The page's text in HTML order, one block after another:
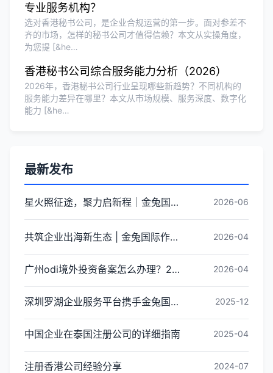
专业服务机构？
选对香港秘书公司，是企业合规运营的第一步。面对参差不
齐的市场，怎样的秘书公司才值得信赖？本文从实操角度，
为您提 [&he…
香港秘书公司综合服务能力分析（2026）
2026年，香港秘书公司行业呈现哪些新趋势？不同机构的
服务能力差异在哪里？本文从市场规模、服务深度、数字化
能力 [&he…
最新发布
星火照征途，聚力启新程｜金兔国际井冈山红色研学团建圆满收官 2026-06
共筑企业出海新生态 | 金兔国际作为代表单位亮相宝安区出海服务中心揭牌仪式 2026-04
广州odi境外投资备案怎么办理？2026年最新流程详解 2026-04
深圳罗湖企业服务平台携手金兔国际ODI备案专家,共建跨境出海全链条服务新生态 2025-12
中国企业在泰国注册公司的详细指南 2025-04
注册香港公司经验分享 2024-07